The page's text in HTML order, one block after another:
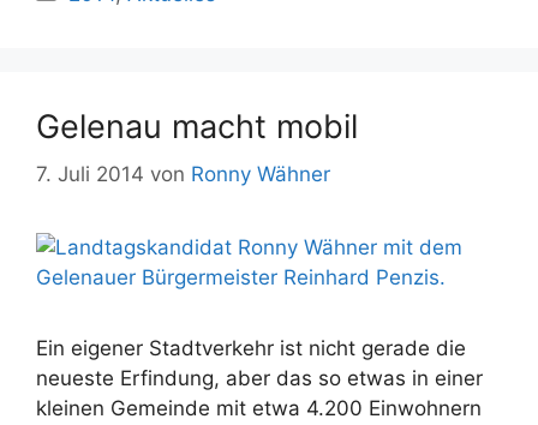
Gelenau macht mobil
7. Juli 2014 von Ronny Wähner
Ein eigener Stadtverkehr ist nicht gerade die
neueste Erfindung, aber das so etwas in einer
kleinen Gemeinde mit etwa 4.200 Einwohnern